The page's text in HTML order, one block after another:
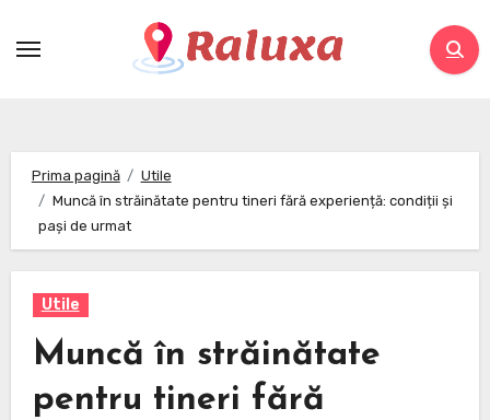
Prima pagină
Utile
Muncă în străinătate pentru tineri fără experiență: condiții și
pași de urmat
Utile
Muncă în străinătate
pentru tineri fără